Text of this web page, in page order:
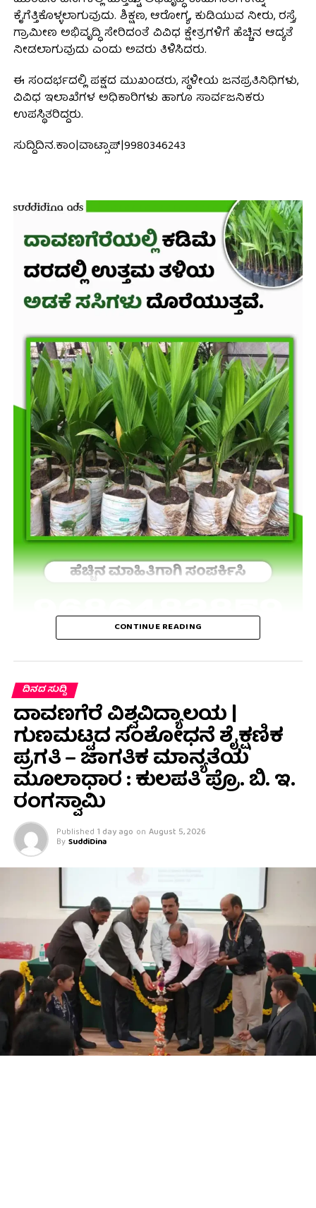
ಕೈಗೆತ್ತಿಕೊಳ್ಳಲಾಗುವುದು. ಶಿಕ್ಷಣ, ಆರೋಗ್ಯ, ಕುಡಿಯುವ ನೀರು, ರಸ್ತೆ,
ಗ್ರಾಮೀಣ ಅಭಿವೃದ್ಧಿ ಸೇರಿದಂತೆ ವಿವಿಧ ಕ್ಷೇತ್ರಗಳಿಗೆ ಹೆಚ್ಚಿನ ಆದ್ಯತೆ
ನೀಡಲಾಗುವುದು ಎಂದು ಅವರು ತಿಳಿಸಿದರು.
ಈ ಸಂದರ್ಭದಲ್ಲಿ ಪಕ್ಷದ ಮುಖಂಡರು, ಸ್ಥಳೀಯ ಜನಪ್ರತಿನಿಧಿಗಳು,
ವಿವಿಧ ಇಲಾಖೆಗಳ ಅಧಿಕಾರಿಗಳು ಹಾಗೂ ಸಾರ್ವಜನಿಕರು
ಉಪಸ್ಥಿತರಿದ್ದರು.
ಸುದ್ದಿದಿನ.ಕಾಂ|ವಾಟ್ಸಾಪ್|9980346243
CONTINUE READING
ದಿನದ ಸುದ್ದಿ
ದಾವಣಗೆರೆ ವಿಶ್ವವಿದ್ಯಾಲಯ |
ಗುಣಮಟ್ಟದ ಸಂಶೋಧನೆ ಶೈಕ್ಷಣಿಕ
ಪ್ರಗತಿ – ಜಾಗತಿಕ ಮಾನ್ಯತೆಯ
ಮೂಲಾಧಾರ : ಕುಲಪತಿ ಪ್ರೊ. ಬಿ. ಇ.
ರಂಗಸ್ವಾಮಿ
Published 1 day ago on August 5, 2026
By SuddiDina